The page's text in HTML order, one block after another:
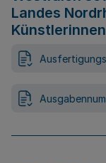
Landes